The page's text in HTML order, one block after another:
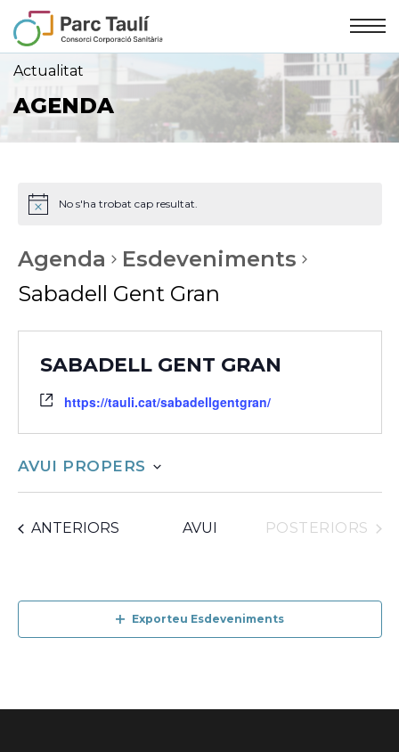
Skip
to
Content
Skip
to
navigation
Actualitat
AGENDA
No s'ha trobat cap resultat.
Agenda
Esdeveniments
Sabadell Gent Gran
SABADELL GENT GRAN
https://tauli.cat/sabadellgentgran/
AVUI PROPERS
data
ESDEVENIMENTS
ANTERIORS AVUI ESDEVENIMENTS
POSTERIORS
Exporteu Esdeveniments